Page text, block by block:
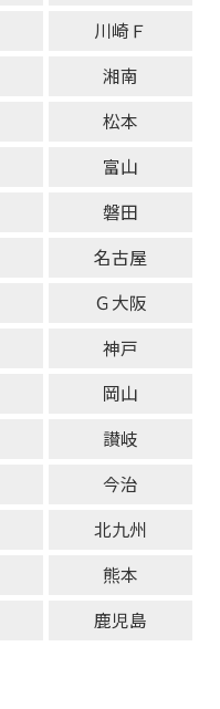
川崎Ｆ
湘南
松本
富山
磐田
名古屋
Ｇ大阪
神戸
岡山
讃岐
今治
北九州
熊本
鹿児島